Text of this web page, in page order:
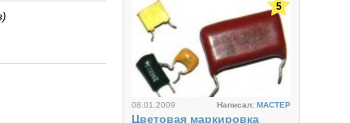
)
08.01.2009 Написал: MACTEP
Цветовая маркировка
5